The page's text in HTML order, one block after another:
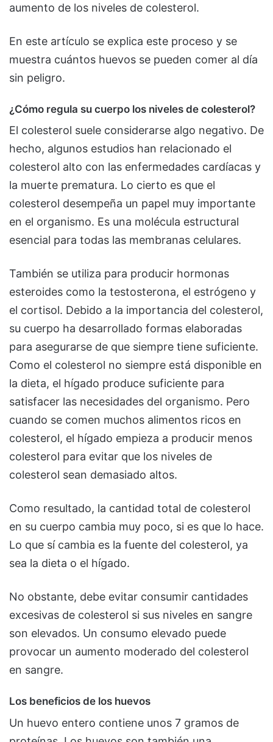
aumento de los niveles de colesterol.
En este artículo se explica este proceso y se
muestra cuántos huevos se pueden comer al día
sin peligro.
¿Cómo regula su cuerpo los niveles de colesterol?
El colesterol suele considerarse algo negativo. De
hecho, algunos estudios han relacionado el
colesterol alto con las enfermedades cardíacas y
la muerte prematura. Lo cierto es que el
colesterol desempeña un papel muy importante
en el organismo. Es una molécula estructural
esencial para todas las membranas celulares.
También se utiliza para producir hormonas
esteroides como la testosterona, el estrógeno y
el cortisol. Debido a la importancia del colesterol,
su cuerpo ha desarrollado formas elaboradas
para asegurarse de que siempre tiene suficiente.
Como el colesterol no siempre está disponible en
la dieta, el hígado produce suficiente para
satisfacer las necesidades del organismo. Pero
cuando se comen muchos alimentos ricos en
colesterol, el hígado empieza a producir menos
colesterol para evitar que los niveles de
colesterol sean demasiado altos.
Como resultado, la cantidad total de colesterol
en su cuerpo cambia muy poco, si es que lo hace.
Lo que sí cambia es la fuente del colesterol, ya
sea la dieta o el hígado.
No obstante, debe evitar consumir cantidades
excesivas de colesterol si sus niveles en sangre
son elevados. Un consumo elevado puede
provocar un aumento moderado del colesterol
en sangre.
Los beneficios de los huevos
Un huevo entero contiene unos 7 gramos de